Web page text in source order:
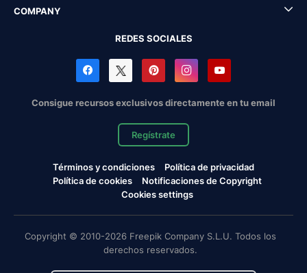
COMPANY
REDES SOCIALES
Consigue recursos exclusivos directamente en tu email
Regístrate
Términos y condiciones
Política de privacidad
Política de cookies
Notificaciones de Copyright
Cookies settings
Copyright © 2010-2026 Freepik Company S.L.U. Todos los
derechos reservados.